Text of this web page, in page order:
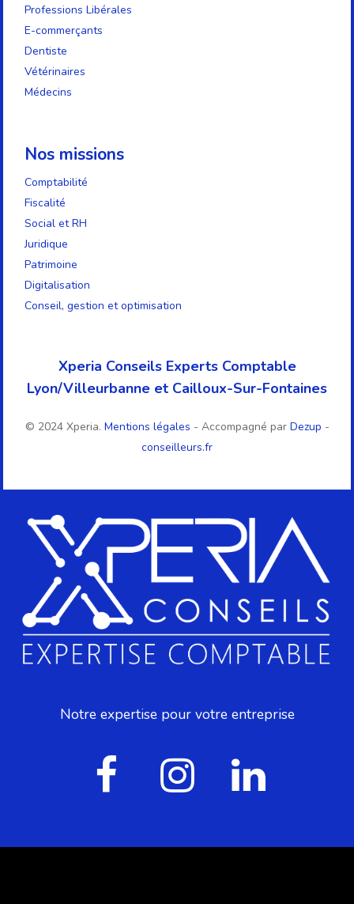
Notre expertise pour votre entreprise
Professions Libérales
E-commerçants
Dentiste
Vétérinaires
Médecins
Nos missions
Comptabilité
Fiscalité
Social et RH
Juridique
Patrimoine
Digitalisation
Conseil, gestion et optimisation
Xperia Conseils Experts Comptable
Lyon/Villeurbanne et Cailloux-Sur-Fontaines
© 2024 Xperia. Mentions légales - Accompagné par Dezup -
conseilleurs.fr